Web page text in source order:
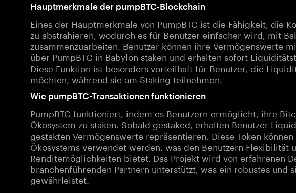
Hauptmerkmale der pumpBTC-Blockchain
Eines der Hauptmerkmale von PumpBTC ist die Fähigkeit, die
zu abstrahieren, wodurch es für Benutzer einfacher wird, mit
zusammenzuarbeiten. Benutzer können ihre Vermögenswerte
über PumpBTC in Babylon staken und erhalten sofort
Diese Funktion ist besonders vorteilhaft für Benutzer, die
möchten, während sie am Staking teilnehmen.
Wie pumpBTC-Transaktionen funktionieren
PumpBTC funktioniert, indem es Benutzern ermöglicht, ihre
Ökosystem zu staken. Sobald gestaked, erhalten Benutzer
gestakten Vermögenswerte repräsentieren. Diese Token
Ökosystems verwendet werden, was den Benutzern Flexibilität
Renditemöglichkeiten bietet. Das Projekt wird von erfahrenen
branchenführenden Partnern unterstützt, was ein robustes und
gewährleistet.